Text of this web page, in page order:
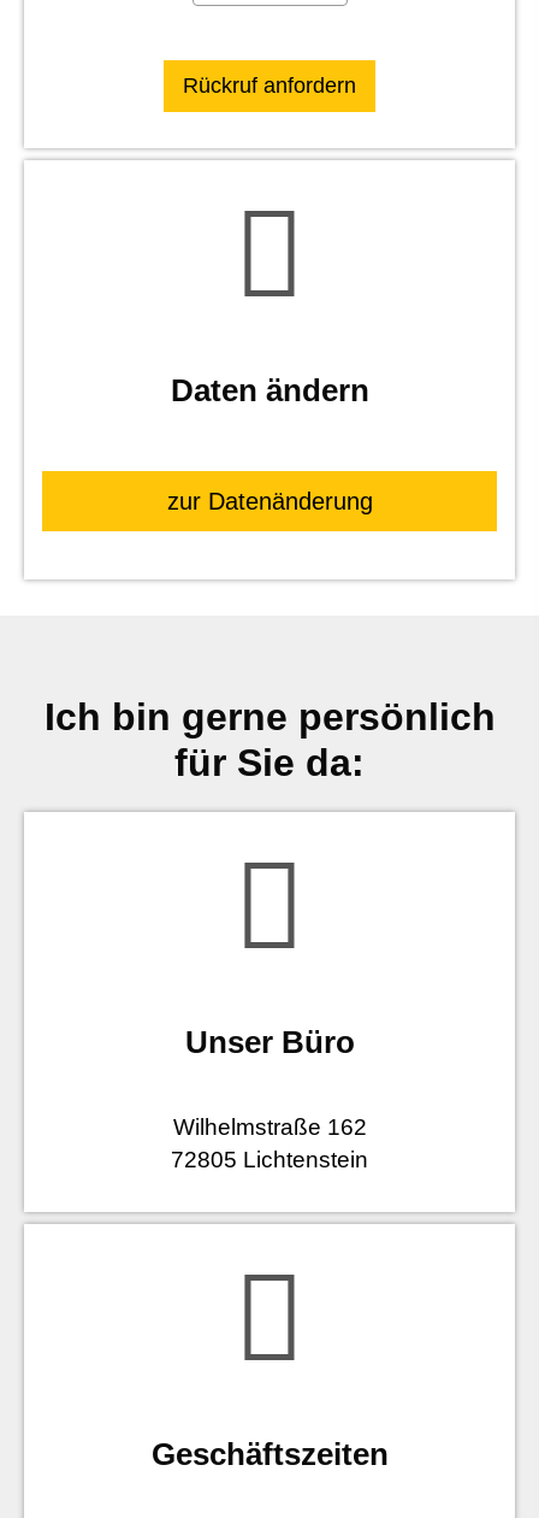
Daten ändern
zur Datenänderung
Ich bin gerne persönlich
für Sie da:
Unser Büro
Wilhelmstraße 162
72805 Lichtenstein
Geschäftszeiten